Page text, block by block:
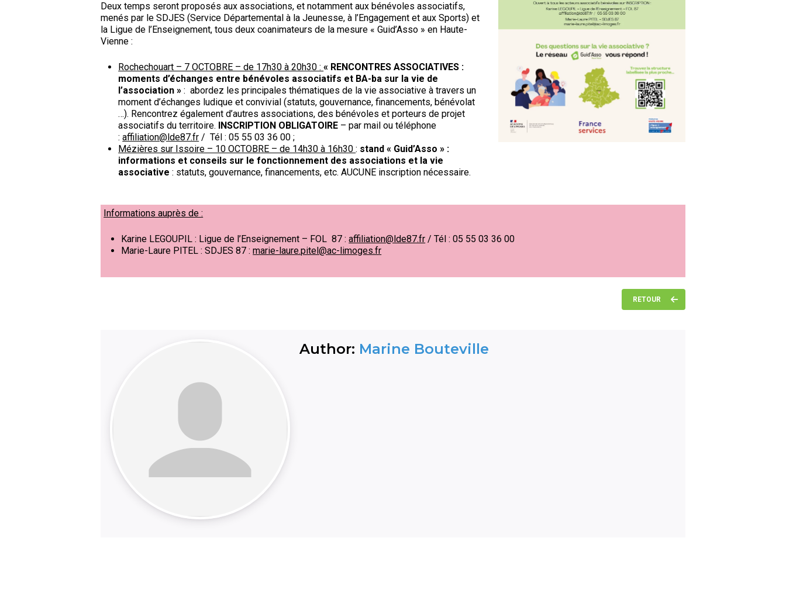
Deux temps seront proposés aux associations, et notamment aux bénévoles associatifs,
menés par le SDJES (Service Départemental à la Jeunesse, à l’Engagement et aux Sports) et
la Ligue de l’Enseignement, tous deux coanimateurs de la mesure « Guid’Asso » en Haute-
Vienne :
Rochechouart – 7 OCTOBRE – de 17h30 à 20h30 :« RENCONTRES ASSOCIATIVES :
moments d’échanges entre bénévoles associatifs et BA-ba sur la vie de
l’association » : abordez les principales thématiques de la vie associative à travers un
moment d’échanges ludique et convivial (statuts, gouvernance, financements, bénévolat
…). Rencontrez également d’autres associations, des bénévoles et porteurs de projet
associatifs du territoire. INSCRIPTION OBLIGATOIRE – par mail ou téléphone
:affiliation@lde87.fr / Tél : 05 55 03 36 00 ;
Mézières sur Issoire – 10 OCTOBRE – de 14h30 à 16h30: stand « Guid’Asso » :
informations et conseils sur le fonctionnement des associations et la vie
associative : statuts, gouvernance, financements, etc. AUCUNE inscription nécessaire.
Informations auprès de :
Karine LEGOUPIL : Ligue de l’Enseignement – FOL 87 :affiliation@lde87.fr / Tél : 05 55 03 36 00
Marie-Laure PITEL : SDJES 87 :marie-laure.pitel@ac-limoges.fr
RETOUR
Author: Marine Bouteville